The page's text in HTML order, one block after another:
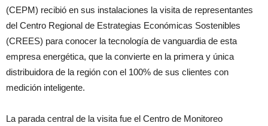
(CEPM) recibió en sus instalaciones la visita de representantes
del Centro Regional de Estrategias Económicas Sostenibles
(CREES) para conocer la tecnología de vanguardia de esta
empresa energética, que la convierte en la primera y única
distribuidora de la región con el 100% de sus clientes con
medición inteligente.
La parada central de la visita fue el Centro de Monitoreo